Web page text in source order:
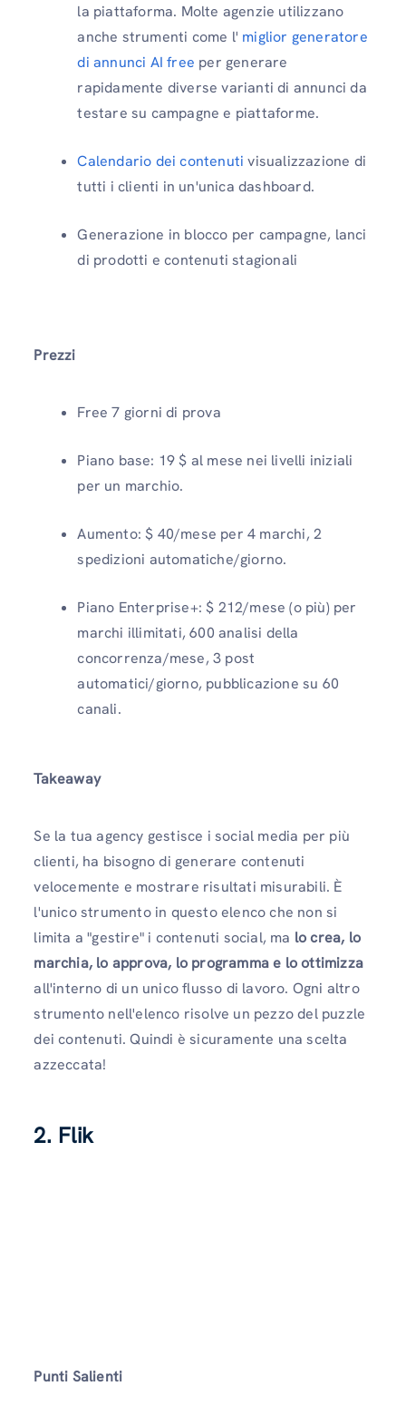
la piattaforma. Molte agenzie utilizzano
anche strumenti come l' miglior generatore
di annunci AI free per generare
rapidamente diverse varianti di annunci da
testare su campagne e piattaforme.
Calendario dei contenuti visualizzazione di
tutti i clienti in un'unica dashboard.
Generazione in blocco per campagne, lanci
di prodotti e contenuti stagionali
Prezzi
Free 7 giorni di prova
Piano base: 19 $ al mese nei livelli iniziali
per un marchio.
Aumento: $ 40/mese per 4 marchi, 2
spedizioni automatiche/giorno.
Piano Enterprise+: $ 212/mese (o più) per
marchi illimitati, 600 analisi della
concorrenza/mese, 3 post
automatici/giorno, pubblicazione su 60
canali.
Takeaway
Se la tua agency gestisce i social media per più
clienti, ha bisogno di generare contenuti
velocemente e mostrare risultati misurabili. È
l'unico strumento in questo elenco che non si
limita a "gestire" i contenuti social, ma lo crea, lo
marchia, lo approva, lo programma e lo ottimizza
all'interno di un unico flusso di lavoro. Ogni altro
strumento nell'elenco risolve un pezzo del puzzle
dei contenuti. Quindi è sicuramente una scelta
azzeccata!
2. Flik
Punti Salienti